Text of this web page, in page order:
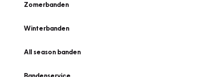
Zomerbanden
Winterbanden
All season banden